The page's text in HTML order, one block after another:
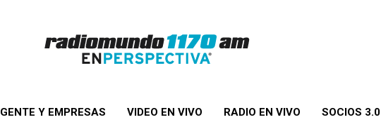
GENTE Y EMPRESAS VIDEO EN VIVO RADIO EN VIVO SOCIOS 3.0